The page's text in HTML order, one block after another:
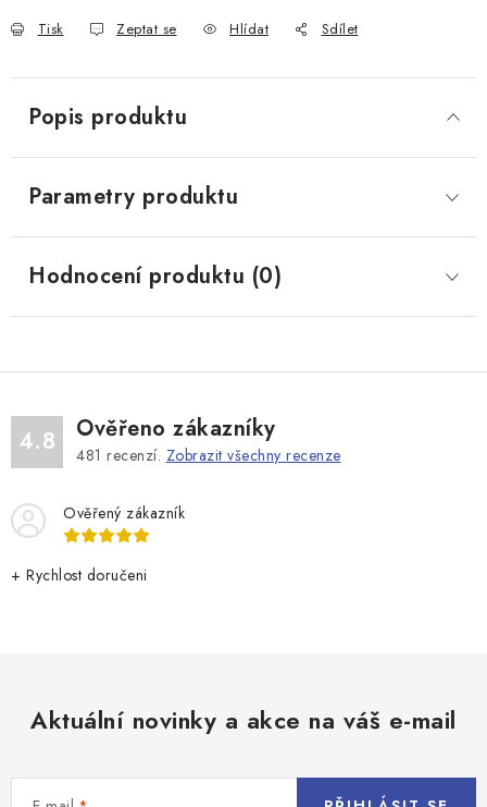
Tisk Zeptat se Hlídat Sdílet
Popis produktu
Parametry produktu
Hodnocení produktu (0)
4.8 Ověřeno zákazníky
481 recenzí. Zobrazit všechny recenze
Ověřený zákazník
+ Rychlost doručeni
Aktuální novinky a akce na váš e-mail